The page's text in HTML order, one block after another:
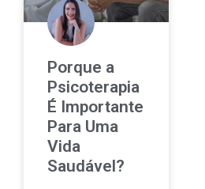
Porque a
Psicoterapia
É Importante
Para Uma
Vida
Saudável?